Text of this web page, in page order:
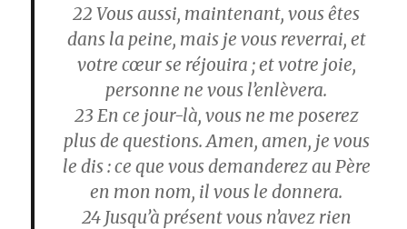
22 Vous aussi, maintenant, vous êtes
dans la peine, mais je vous reverrai, et
votre cœur se réjouira ; et votre joie,
personne ne vous l’enlèvera.
23 En ce jour-là, vous ne me poserez
plus de questions. Amen, amen, je vous
le dis : ce que vous demanderez au Père
en mon nom, il vous le donnera.
24Jusqu’à présent vous n’avez rien